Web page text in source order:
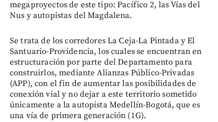
megaproyectos de este tipo: Pacífico 2, las Vías del
Nus y autopistas del Magdalena.
Se trata de los corredores La Ceja-La Pintada y El
Santuario-Providencia, los cuales se encuentran en
estructuración por parte del Departamento para
construirlos, mediante Alianzas Público-Privadas
(APP), con el fin de aumentar las posibilidades de
conexión vial y no dejar a este territorio sometido
únicamente a la autopista Medellín-Bogotá, que es
una vía de primera generación (1G).